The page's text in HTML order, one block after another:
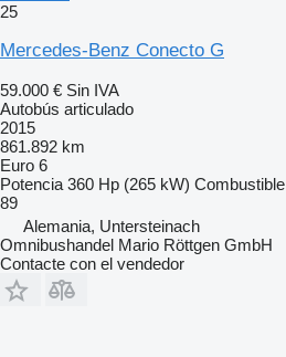
25
Mercedes-Benz Conecto G
59.000 € Sin IVA
Autobús articulado
2015
861.892 km
Euro 6
Potencia 360 Hp (265 kW) Combustible
89
Alemania, Untersteinach
Omnibushandel Mario Röttgen GmbH
Contacte con el vendedor